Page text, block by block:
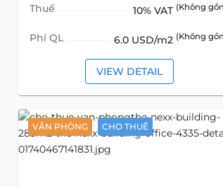
Thuế
10% VAT (Không
Phí QL 6.0 USD/m2 (Không
VIEW DETAIL
VĂN PHÒNG CHO THUÊ